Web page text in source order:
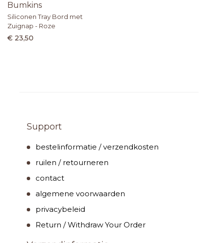
Bumkins
Siliconen Tray Bord met
Zuignap - Roze
€ 23,50
Support
bestelinformatie / verzendkosten
ruilen / retourneren
contact
algemene voorwaarden
privacybeleid
Return / Withdraw Your Order